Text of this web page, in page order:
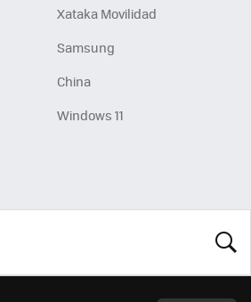
Xataka Movilidad
Samsung
China
Windows 11